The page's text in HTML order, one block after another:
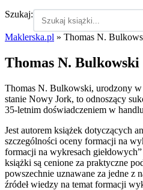
Szukaj:
Maklerska.pl » Thomas N.
Thomas N. Bulkowski
Thomas N. Bulkowski, urodzony
stanie Nowy Jork, to odnoszący
35-letnim doświadczeniem w
Jest autorem książek dotyczących
szczególności oceny formacji na
formacji na wykresach
książki są cenione za praktyczne
powszechnie uznawane za jedne z
źródeł wiedzy na temat formacji